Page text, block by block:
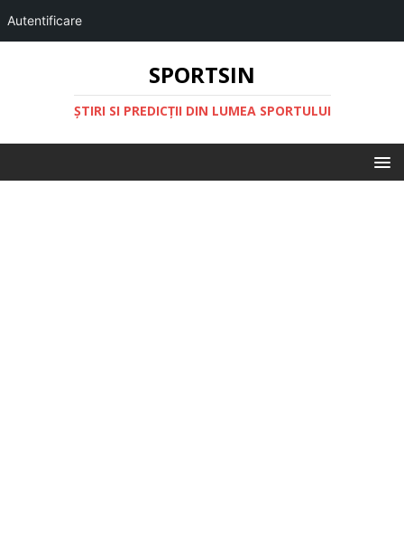
Autentificare
SPORTSIN
ŞTIRI SI PREDICŢII DIN LUMEA SPORTULUI